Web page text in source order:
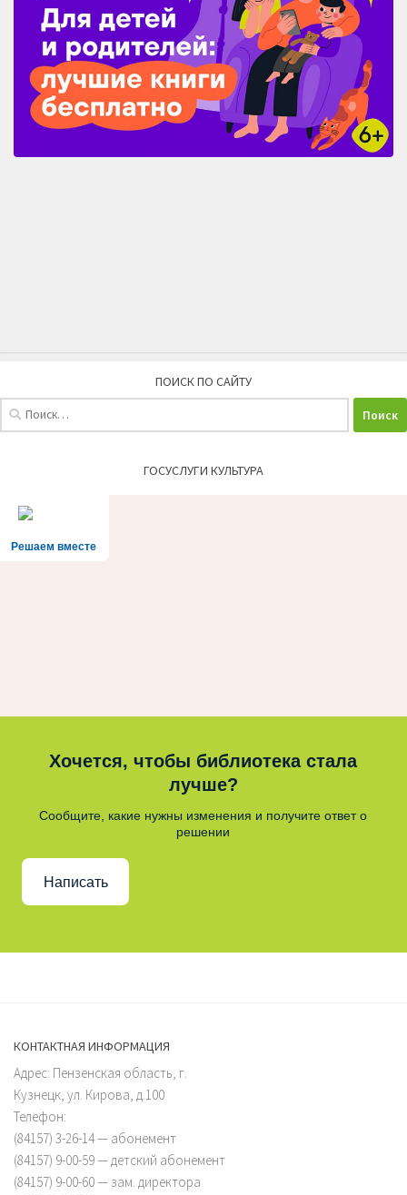
ПОИСК ПО САЙТУ
ГОСУСЛУГИ КУЛЬТУРА
Решаем вместе
Хочется, чтобы библиотека стала
лучше?
Сообщите, какие нужны изменения и получите ответ о
решении
Написать
КОНТАКТНАЯ ИНФОРМАЦИЯ
Адрес: Пензенская область, г.
Кузнецк, ул. Кирова, д.100
Телефон:
(84157) 3-26-14 — абонемент
(84157) 9-00-59 — детский абонемент
(84157) 9-00-60 — зам. директора